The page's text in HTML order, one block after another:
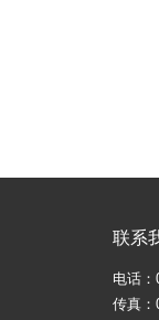
联系
电话：
传真：